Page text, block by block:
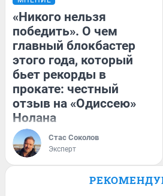
«Никого нельзя
победить». О чем
главный блокбастер
этого года, который
бьет рекорды в
прокате: честный
отзыв на «Одиссею»
Нолана
Стас Соколов
Эксперт